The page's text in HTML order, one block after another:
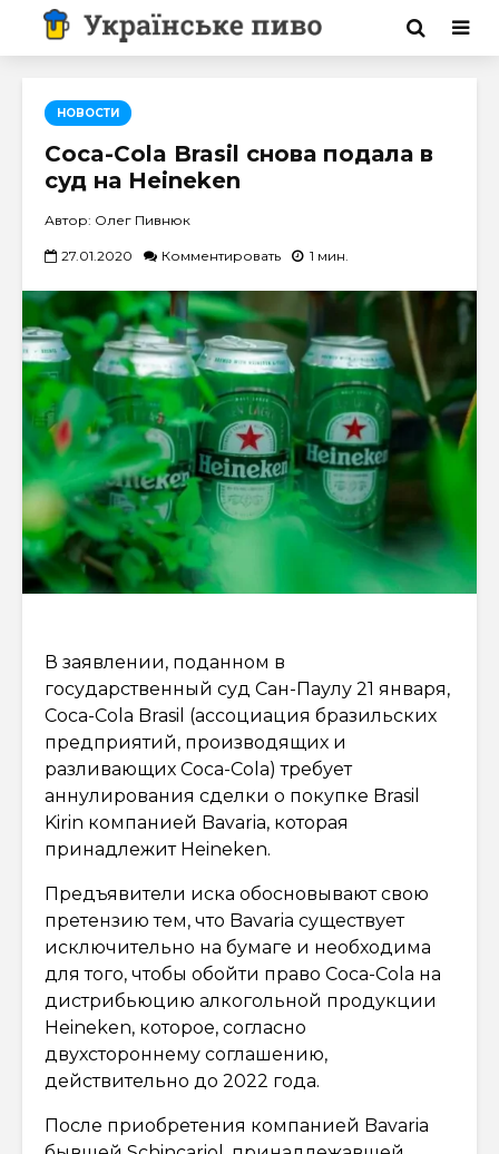
НОВОСТИ
Coca-Cola Brasil снова подала в
суд на Heineken
Автор: Олег Пивнюк
27.01.2020 Комментировать 1 мин.
В заявлении, поданном в
государственный суд Сан-Паулу 21 января,
Coca-Cola Brasil (ассоциация бразильских
предприятий, производящих и
разливающих Coca-Cola) требует
аннулирования сделки о покупке Brasil
Kirin компанией Bavaria, которая
принадлежит Heineken.
Предъявители иска обосновывают свою
претензию тем, что Bavaria существует
исключительно на бумаге и необходима
для того, чтобы обойти право Coca-Cola на
дистрибьюцию алкогольной продукции
Heineken, которое, согласно
двухстороннему соглашению,
действительно до 2022 года.
После приобретения компанией Bavaria